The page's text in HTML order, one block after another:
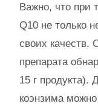
Важно, что при
Q10 не только
своих качеств.
препарата
15 г продукта).
коэнзима